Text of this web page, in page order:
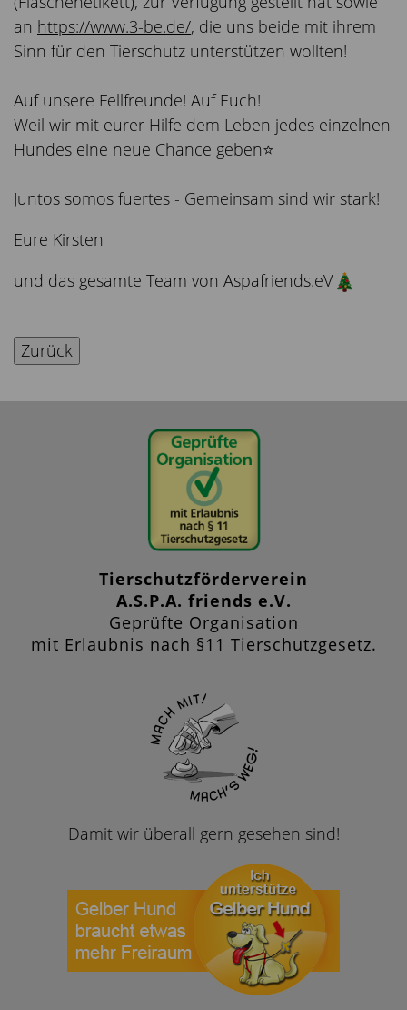
an https://www.3-be.de/, die uns beide mit ihrem
Sinn für den Tierschutz unterstützen wollten!
Auf unsere Fellfreunde! Auf Euch!
Weil wir mit eurer Hilfe dem Leben jedes einzelnen
Hundes eine neue Chance geben⭐️
Juntos somos fuertes - Gemeinsam sind wir stark!
Eure Kirsten
und das gesamte Team von Aspafriends.eV
Zurück
Tierschutzförderverein
A.S.P.A. friends e.V.
Geprüfte Organisation
mit Erlaubnis nach §11 Tierschutzgesetz.
Damit wir überall gern gesehen sind!